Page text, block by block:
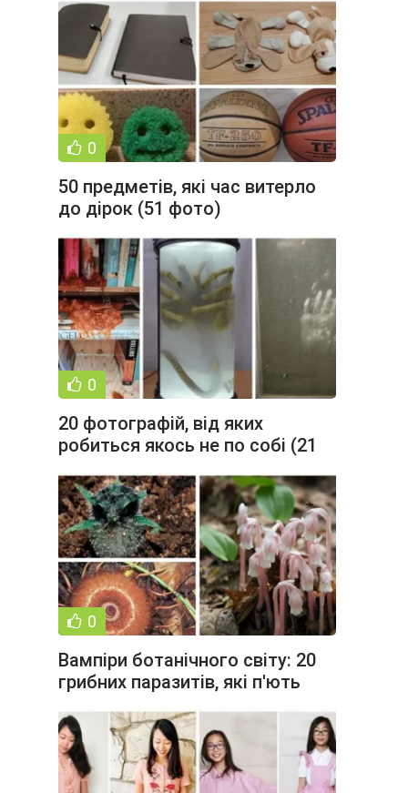
0
50 предметів, які час витерло
до дірок (51 фото)
0
20 фотографій, від яких
робиться якось не по собі (21
0
Вампіри ботанічного світу: 20
грибних паразитів, які п'ють